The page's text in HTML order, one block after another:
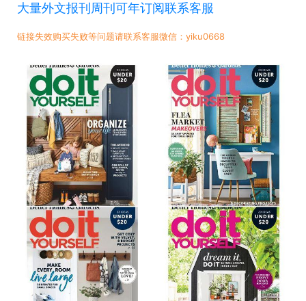
大量外文报刊周刊可年订阅联系客服
链接失效购买失败等问题请联系客服微信：yiku0668